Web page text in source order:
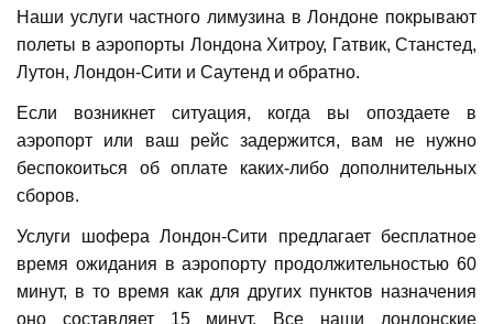
Наши услуги частного лимузина в Лондоне покрывают
полеты в аэропорты Лондона Хитроу, Гатвик, Станстед,
Лутон, Лондон-Сити и Саутенд и обратно.
Если возникнет ситуация, когда вы опоздаете в
аэропорт или ваш рейс задержится, вам не нужно
беспокоиться об оплате каких-либо дополнительных
сборов.
Услуги шофера Лондон-Сити предлагает бесплатное
время ожидания в аэропорту продолжительностью 60
минут, в то время как для других пунктов назначения
оно составляет 15 минут. Все наши лондонские